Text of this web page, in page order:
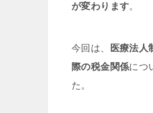
が変わります。
今回は、 医療法人
際の税金関係につ
た。